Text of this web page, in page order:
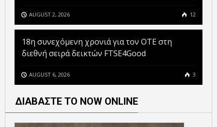
AUGUST 2, 2026 12
18η συνεχόμενη χρονιά για τον ΟΤΕ στη
διεθνή σειρά δεικτών FTSE4Good
AUGUST 6, 2026 3
ΔΙΑΒΑΣΤΕ ΤΟ NOW ONLINE